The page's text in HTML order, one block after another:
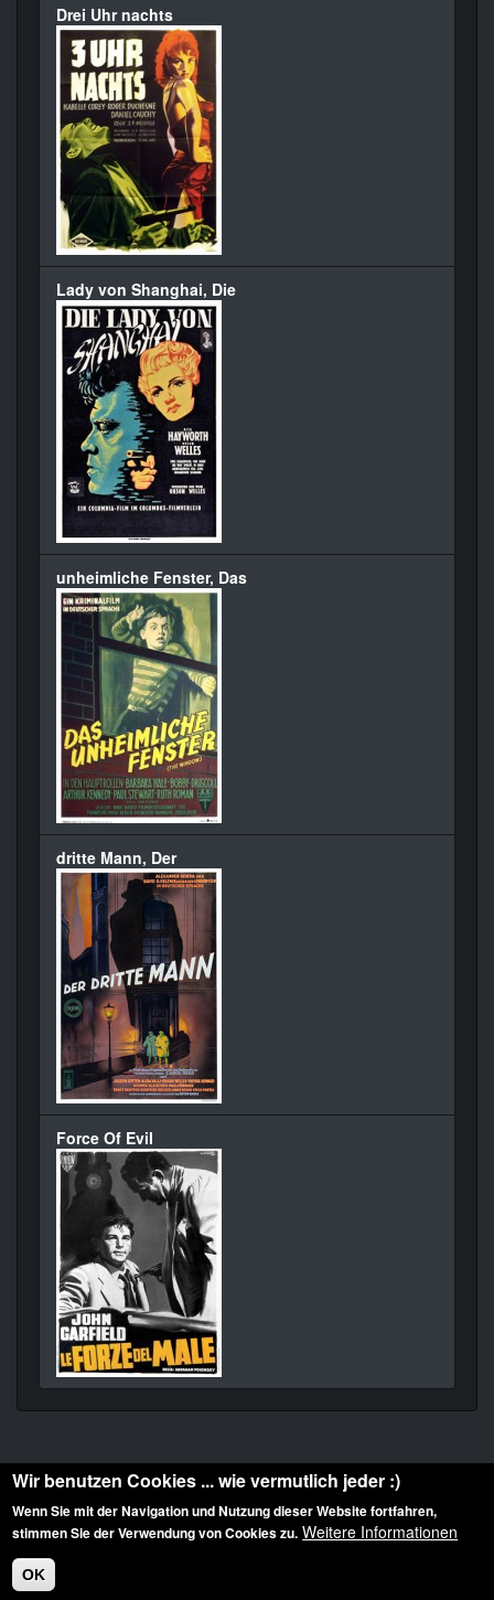
Drei Uhr nachts
Lady von Shanghai, Die
unheimliche Fenster, Das
dritte Mann, Der
Force Of Evil
Diese Website ist urheberrechtlich geschützt: © 2010-2026 der Film Noir de. Alle
Rechte vorbehalten.
Wir benutzen Cookies ... wie vermutlich jeder :)
Wenn Sie mit der Navigation und Nutzung dieser Website fortfahren,
stimmen Sie der Verwendung von Cookies zu. Weitere Informationen
OK